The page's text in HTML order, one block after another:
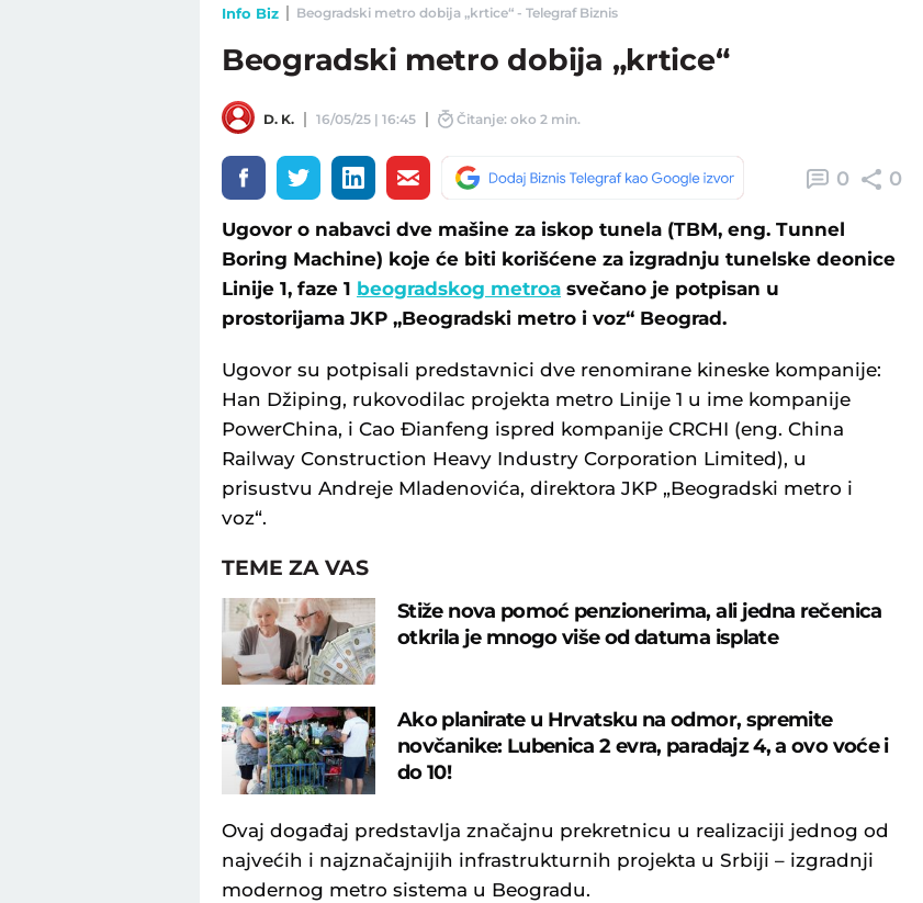
Info Biz Beogradski metro dobija „krtice“ - Telegraf Biznis
Beogradski metro dobija „krtice“
D. K. 16/05/25 | 16:45 Čitanje: oko 2 min.
0 0
Ugovor o nabavci dve mašine za iskop tunela (TBM, eng. Tunnel
Boring Machine) koje će biti korišćene za izgradnju tunelske deonice
Linije 1, faze 1 beogradskog metroa svečano je potpisan u
prostorijama JKP „Beogradski metro i voz“ Beograd.
Ugovor su potpisali predstavnici dve renomirane kineske kompanije:
Han Džiping, rukovodilac projekta metro Linije 1 u ime kompanije
PowerChina, i Cao Đianfeng ispred kompanije CRCHI (eng. China
Railway Construction Heavy Industry Corporation Limited), u
prisustvu Andreje Mladenovića, direktora JKP „Beogradski metro i
voz“.
TEME ZA VAS
Stiže nova pomoć penzionerima, ali jedna rečenica
otkrila je mnogo više od datuma isplate
Ako planirate u Hrvatsku na odmor, spremite
novčanike: Lubenica 2 evra, paradajz 4, a ovo voće i
do 10!
Ovaj događaj predstavlja značajnu prekretnicu u realizaciji jednog od
najvećih i najznačajnijih infrastrukturnih projekta u Srbiji – izgradnji
modernog metro sistema u Beogradu.